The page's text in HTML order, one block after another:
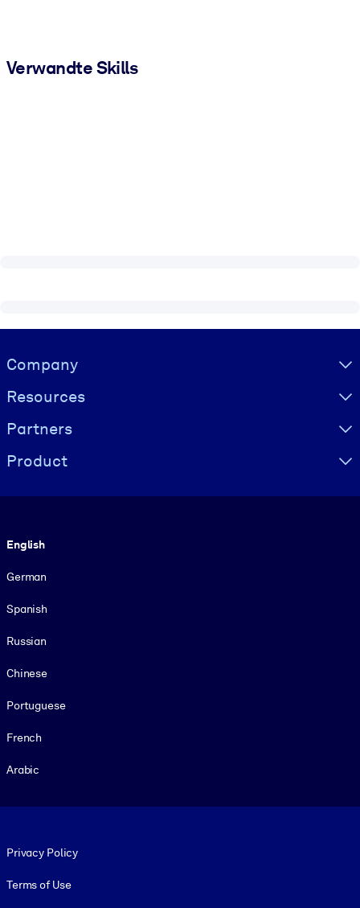
Verwandte Skills
Visually hidden Text
Company
Resources
Partners
Product
English
German
Spanish
Russian
Chinese
Portuguese
French
Arabic
Privacy Policy
Terms of Use